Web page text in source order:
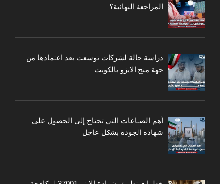
المراجعة النهائية؟
دراسة حالة لشركات توسعت بعد اعتمادها من
جهة منح الايزو بالكويت
أهم الصناعات التي تحتاج إلى الحصول على
شهادة الجودة بشكل عاجل